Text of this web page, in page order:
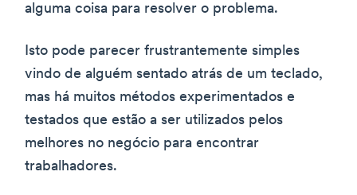
alguma coisa para resolver o problema.
Isto pode parecer frustrantemente simples
vindo de alguém sentado atrás de um teclado,
mas há muitos métodos experimentados e
testados que estão a ser utilizados pelos
melhores no negócio para encontrar
trabalhadores.